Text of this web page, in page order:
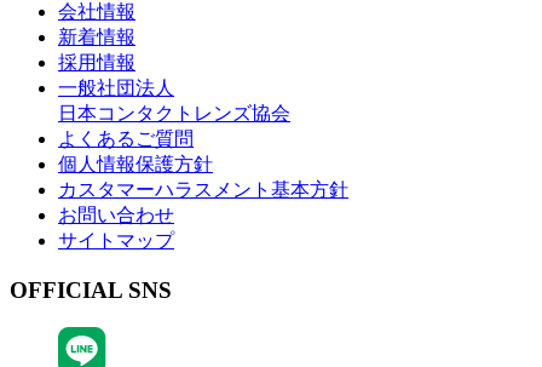
会社情報
新着情報
採用情報
一般社団法人
日本コンタクトレンズ協会
よくあるご質問
個人情報保護方針
カスタマーハラスメント基本方針
お問い合わせ
サイトマップ
OFFICIAL SNS